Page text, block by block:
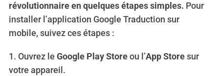
révolutionnaire en quelques étapes simples. Pour
installer l’application Google Traduction sur
mobile, suivez ces étapes :
1. Ouvrez le Google Play Storeou l’App Storesur
votre appareil.